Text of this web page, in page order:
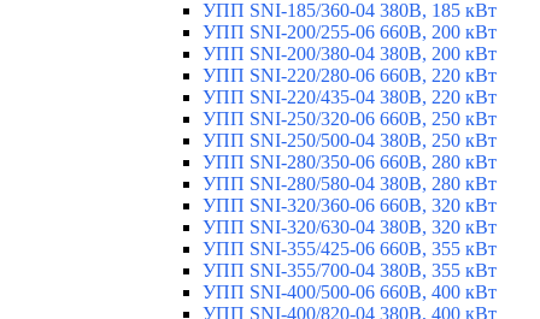
УПП SNI-185/360-04 380В, 185 кВт
УПП SNI-200/255-06 660В, 200 кВт
УПП SNI-200/380-04 380В, 200 кВт
УПП SNI-220/280-06 660В, 220 кВт
УПП SNI-220/435-04 380В, 220 кВт
УПП SNI-250/320-06 660В, 250 кВт
УПП SNI-250/500-04 380В, 250 кВт
УПП SNI-280/350-06 660В, 280 кВт
УПП SNI-280/580-04 380В, 280 кВт
УПП SNI-320/360-06 660В, 320 кВт
УПП SNI-320/630-04 380В, 320 кВт
УПП SNI-355/425-06 660В, 355 кВт
УПП SNI-355/700-04 380В, 355 кВт
УПП SNI-400/500-06 660В, 400 кВт
УПП SNI-400/820-04 380В, 400 кВт